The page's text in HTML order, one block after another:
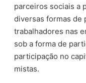
parceiros sociais a
diversas formas de
trabalhadores nas
sob a forma de
participação no
mistas.